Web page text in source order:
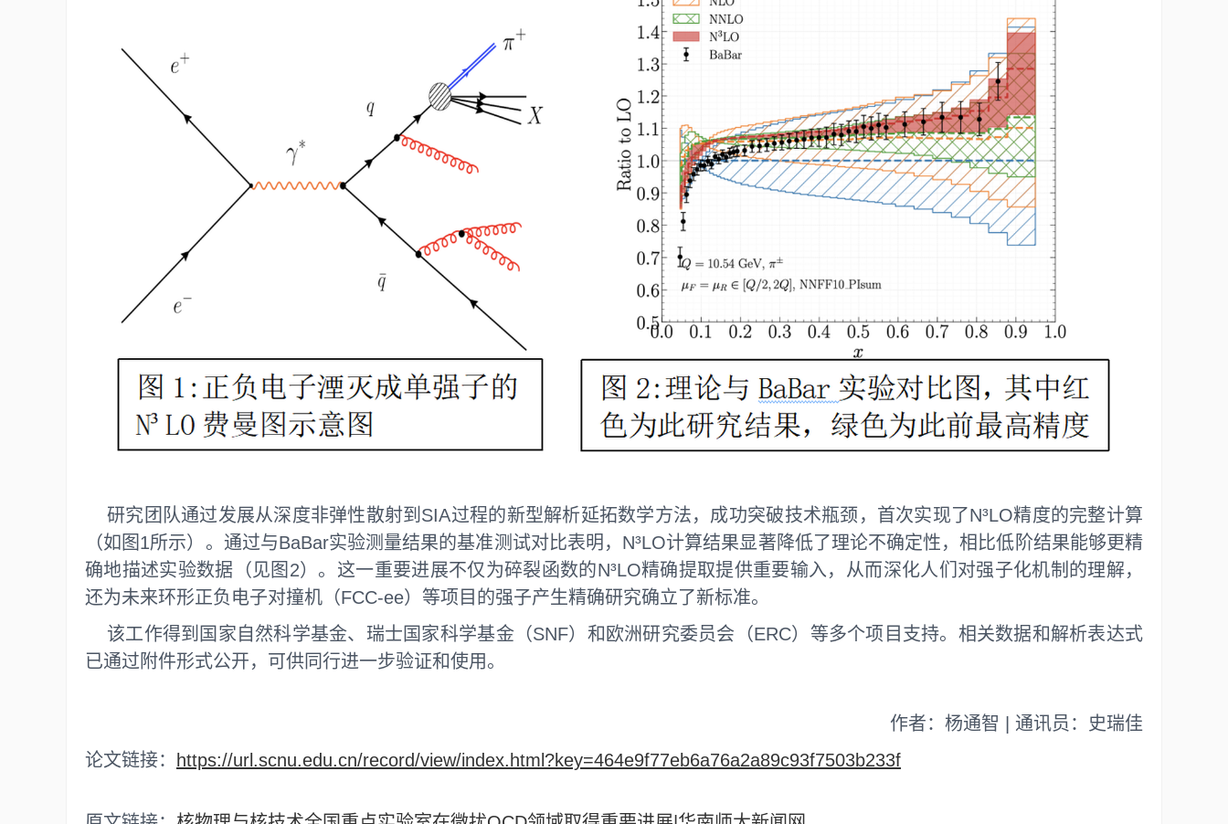
研究团队通过发展从深度非弹性散射到SIA过程的新型解析延拓数学方法，成功突破技术瓶颈，首次实现了N³LO精度的完整计算
（如图1所示）。通过与BaBar实验测量结果的基准测试对比表明，N³LO计算结果显著降低了理论不确定性，相比低阶结果能够更精
确地描述实验数据（见图2）。这一重要进展不仅为碎裂函数的N³LO精确提取提供重要输入，从而深化人们对强子化机制的理解，
还为未来环形正负电子对撞机（FCC-ee）等项目的强子产生精确研究确立了新标准。
该工作得到国家自然科学基金、瑞士国家科学基金（SNF）和欧洲研究委员会（ERC）等多个项目支持。相关数据和解析表达式
已通过附件形式公开，可供同行进一步验证和使用。
作者：杨通智 | 通讯员：史瑞佳
论文链接：
https://url.scnu.edu.cn/record/view/index.html?key=464e9f77eb6a76a2a89c93f7503b233f